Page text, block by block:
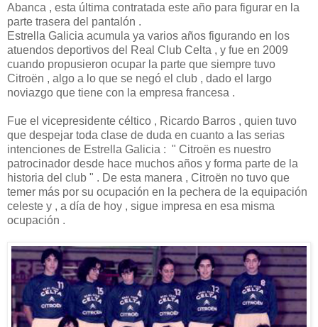
Abanca , esta última contratada este año para figurar en la
parte trasera del pantalón .
Estrella Galicia acumula ya varios años figurando en los
atuendos deportivos del Real Club Celta , y fue en 2009
cuando propusieron ocupar la parte que siempre tuvo
Citroën , algo a lo que se negó el club , dado el largo
noviazgo que tiene con la empresa francesa .
Fue el vicepresidente céltico , Ricardo Barros , quien tuvo
que despejar toda clase de duda en cuanto a las serias
intenciones de Estrella Galicia : " Citroën es nuestro
patrocinador desde hace muchos años y forma parte de la
historia del club " . De esta manera , Citroën no tuvo que
temer más por su ocupación en la pechera de la equipación
celeste y , a día de hoy , sigue impresa en esa misma
ocupación .